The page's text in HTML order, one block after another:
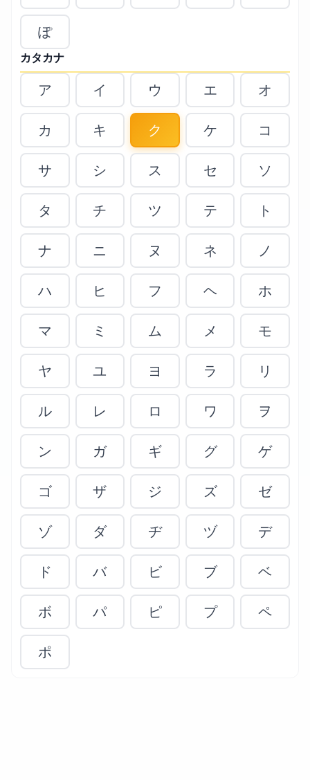
ぽ
カタカナ
ア イ ウ エ オ
カ キ ク ケ コ
サ シ ス セ ソ
タ チ ツ テ ト
ナ ニ ヌ ネ ノ
ハ ヒ フ ヘ ホ
マ ミ ム メ モ
ヤ ユ ヨ ラ リ
ル レ ロ ワ ヲ
ン ガ ギ グ ゲ
ゴ ザ ジ ズ ゼ
ゾ ダ ヂ ヅ デ
ド バ ビ ブ ベ
ボ パ ピ プ ペ
ポ